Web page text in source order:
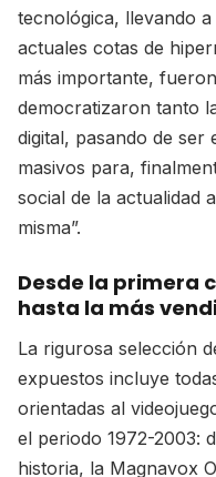
tecnológica, llevando a
actuales cotas de
más importante,
democratizaron tanto
digital, pasando de ser
masivos para,
social de la actualidad
misma”.
Desde la primera
hasta la más
La rigurosa selección
expuestos incluye
orientadas al
el periodo 1972-2003:
historia, la Magnavox